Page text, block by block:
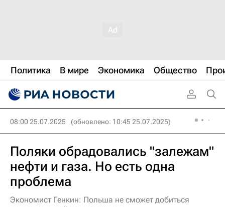
Политика В мире Экономика Общество
08:00 25.07.2025 (обновлено: 10:45 25.07.2025)
Поляки обрадовались "залежам"
нефти и газа. Но есть одна
проблема
Экономист Генкин: Польша не сможет добиться